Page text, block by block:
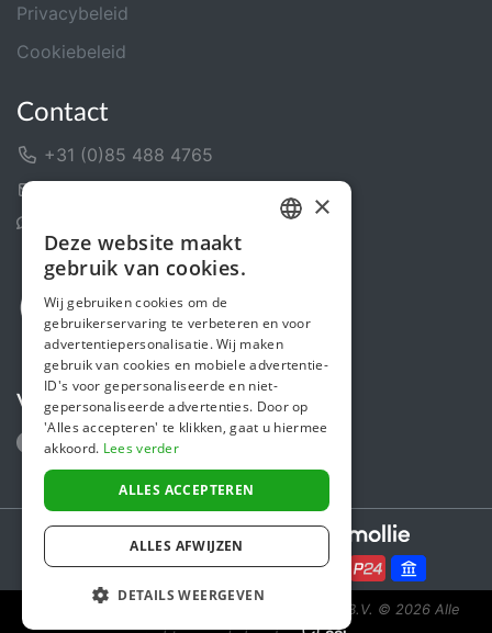
Privacybeleid
Cookiebeleid
Contact
+31 (0)85 488 4765
Volg ons
Secure payments powered by
Steunactie is een initiatief van Sponsor Europe B.V. © 2026 Alle
ENGLISH
×
Deze website maakt
gebruik van cookies.
Wij gebruiken cookies om de
gebruikerservaring te verbeteren en voor
advertentiepersonalisatie. Wij maken
gebruik van cookies en mobiele advertentie-
ID's voor gepersonaliseerde en niet-
gepersonaliseerde advertenties. Door op
'Alles accepteren' te klikken, gaat u hiermee
akkoord. Lees verder
ALLES ACCEPTEREN
ALLES AFWIJZEN
DETAILS WEERGEVEN